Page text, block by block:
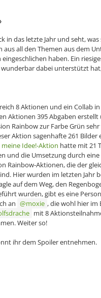
in das letzte Jahr und seht,
all den Themen aus dem
haben. Ein
wunderbar dabei unterstützt
8 Aktionen und ein Collab
Aktionen 395 Abgaben
Rainbow zur Farbe Grün
Aktion sagenhafte 261
meine Idee!-Aktion hatte mit 21
und die Umsetzung durch
Rainbow-Aktionen, die der
Hier wurden im letzten Jahr
auf dem Weg, den
wurden, gibt es eine
an
moxie , die wohl hier im
mit 8
Weiter so!
ihr dem Spoiler entnehmen.